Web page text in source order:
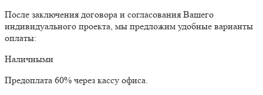
После заключения договора и согласования Вашего
индивидуального проекта, мы предложим удобные варианты
оплаты:
Наличными
Предоплата 60% через кассу офиса.